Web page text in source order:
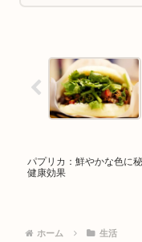
パプリカ：鮮やかな色に
健康効果
ホーム 生活